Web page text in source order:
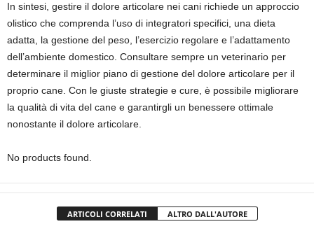
In sintesi, gestire il dolore articolare nei cani richiede un approccio
olistico che comprenda l’uso di integratori specifici, una dieta
adatta, la gestione del peso, l’esercizio regolare e l’adattamento
dell’ambiente domestico. Consultare sempre un veterinario per
determinare il miglior piano di gestione del dolore articolare per il
proprio cane. Con le giuste strategie e cure, è possibile migliorare
la qualità di vita del cane e garantirgli un benessere ottimale
nonostante il dolore articolare.
No products found.
ARTICOLI CORRELATI ALTRO DALL'AUTORE